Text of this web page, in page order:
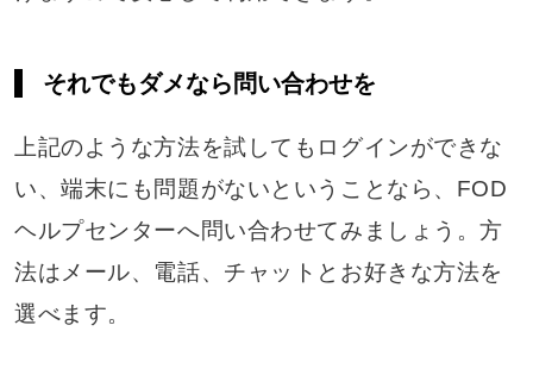
それでもダメなら問い合わせを
上記のような方法を試してもログインができな
い、端末にも問題がないということなら、FOD
ヘルプセンターへ問い合わせてみましょう。方
法はメール、電話、チャットとお好きな方法を
選べます。